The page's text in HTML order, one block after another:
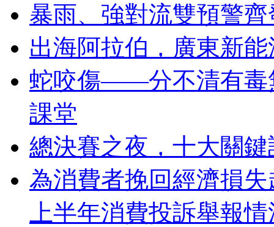
暴雨、強對流雙預警
出海阿拉伯，廣東新
蛇咬傷——分不清有毒
課堂
總決賽之夜，十大關
為消費者挽回經濟損
上半年消費投訴舉報